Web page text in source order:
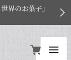
界のお菓子」